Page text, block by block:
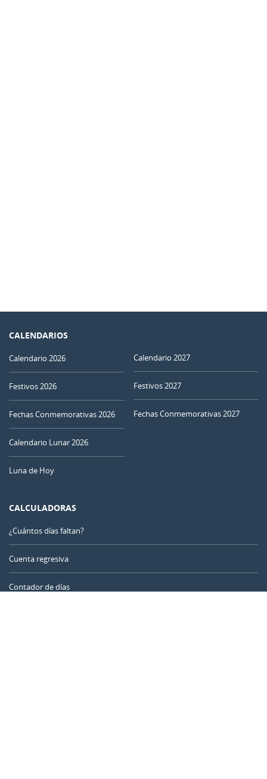
CALENDARIOS
Calendario 2026
Festivos 2026
Fechas Conmemorativas 2026
Calendario Lunar 2026
Luna de Hoy
Calendario 2027
Festivos 2027
Fechas Conmemorativas 2027
CALCULADORAS
¿Cuántos días faltan?
Cuenta regresiva
Contador de días